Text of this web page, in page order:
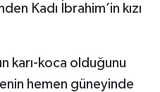
Kadı İbrahim’in kızı
karı-koca olduğunu
hemen güneyinde